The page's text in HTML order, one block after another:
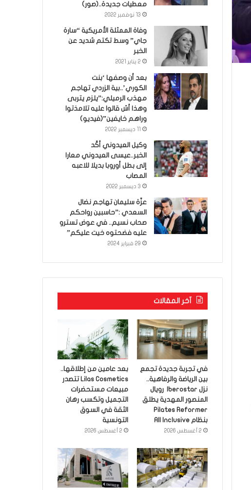
معطيات جديدة..(صور)
13 نوفمبر 2022
وفاة الممثلة الأمريكية “سارة
جاي” وسط تكتم شديد عن
الخبر
2 يناير 2021
بعد أن وصفها ‘بنت
الكوري’..بية الزردي تهاجم
مهذب الرميلي:”يلزم يتربى
وهذا أش قالوا عليه تلامذتوا
وراهم خايفين”(فيديو)
وكيل العيدوني أكّد
الخبر..عيسى العيدوني معارا
إلى بطل أوروبا بديلا للاعبه
المصاب
3 ديسمبر 2022
عزّة سليمان تهاجم نضال
السعدي :”حاسبين رواحكم
صحاب نسيم.. في عوض تسترو
عليه فضحتوه خيت عليكم”
29 فبراير 2024
آخر المقالات
في تجربة جديدة تجمع
بين الرياضة والرفاهية..
نزل Iberostar رويال
المنصور المهدية يطلق
Pilates Reformer
بنظام All Inclusive
2 أغسطس 2026
بعد عامين من إطلاقها..
Lilas Cosmetics تتصدر
مبيعات مستحضرات
التجميل وتكسب رهان
الثقة في السوق
التونسية
2 أغسطس 2026